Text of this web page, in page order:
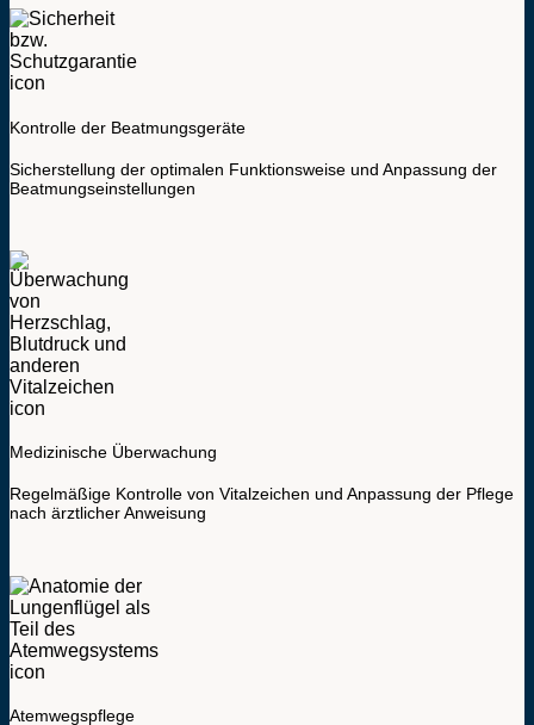
Kontrolle der Beatmungsgeräte
Sicherstellung der optimalen Funktionsweise und Anpassung der
Beatmungseinstellungen
Medizinische Überwachung
Regelmäßige Kontrolle von Vitalzeichen und Anpassung der Pflege
nach ärztlicher Anweisung
Atemwegspflege